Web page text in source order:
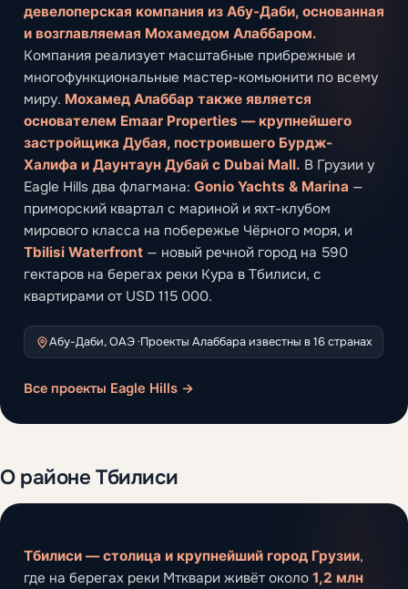
девелоперская компания из Абу-Даби, основанная
и возглавляемая Мохамедом Алаббаром.
Компания реализует масштабные прибрежные и
многофункциональные мастер-комьюнити по всему
миру. Мохамед Алаббар также является
основателем Emaar Properties — крупнейшего
застройщика Дубая, построившего Бурдж-
Халифа и Даунтаун Дубай с Dubai Mall. В Грузии у
Eagle Hills два флагмана: Gonio Yachts & Marina —
приморский квартал с мариной и яхт-клубом
мирового класса на побережье Чёрного моря, и
Tbilisi Waterfront — новый речной город на 590
гектаров на берегах реки Кура в Тбилиси, с
квартирами от USD 115 000.
Абу-Даби, ОАЭ ·Проекты Алаббара известны в 16 странах
Все проекты Eagle Hills →
О районе Тбилиси
Тбилиси — столица и крупнейший город Грузии,
где на берегах реки Мтквари живёт около 1,2 млн